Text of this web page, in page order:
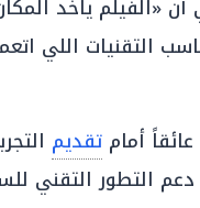
أن «الفيلم ياخد
التقنيات اللي
تقديم
التطور التقني